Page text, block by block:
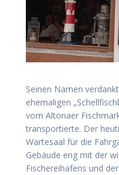
Seinen Namen
ehemaligen
vom Altonaer
transportierte. Der
Wartesaal für die
Gebäude eng mit der
Fischereihafens und